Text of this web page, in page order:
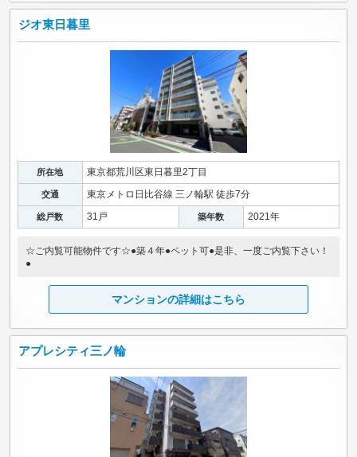
ジオ東日暮里
所在地 東京都荒川区東日暮里2丁目
交通 東京メトロ日比谷線 三ノ輪駅 徒歩7分
総戸数 31戸 築年数 2021年
☆ご内覧可能物件です☆●築４年●ペット可●是非、一度ご内覧下さい！
●
マンションの詳細はこちら
アプレシティ三ノ輪